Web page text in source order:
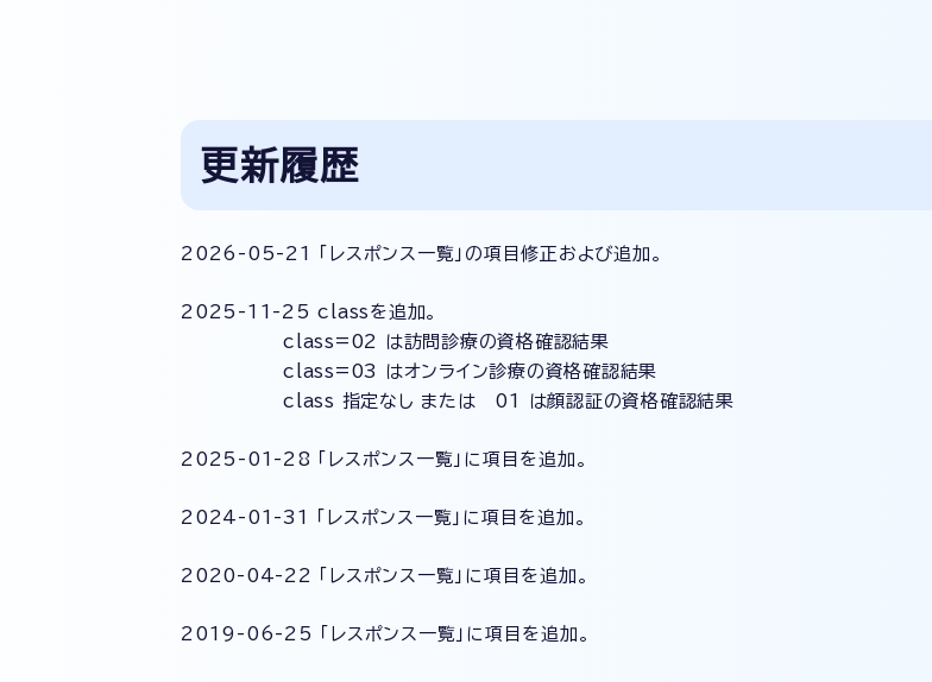
更新履歴
2026-05-21 「レスポンス一覧」の項目修正および追加。
2025-11-25 classを追加。
class=02 は訪問診療の資格確認結果
class=03 はオンライン診療の資格確認結果
class 指定なし または 01 は顔認証の資格確認結果
2025-01-28 「レスポンス一覧」に項目を追加。
2024-01-31 「レスポンス一覧」に項目を追加。
2020-04-22 「レスポンス一覧」に項目を追加。
2019-06-25 「レスポンス一覧」に項目を追加。